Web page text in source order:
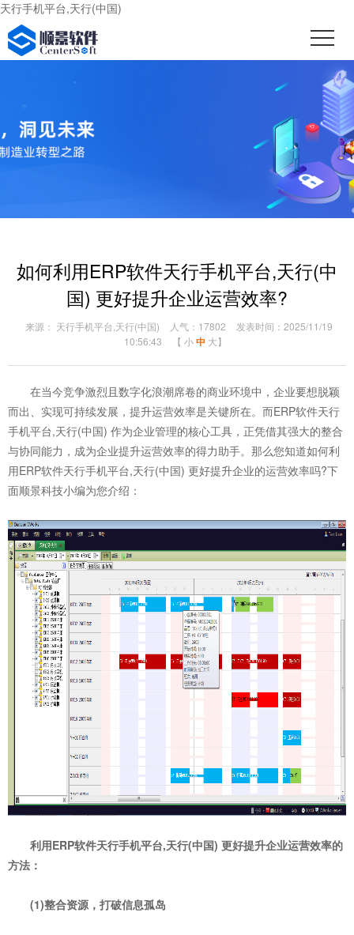
天行手机平台,天行(中国)
如何利用ERP软件天行手机平台,天行(中
国) 更好提升企业运营效率?
来源： 天行手机平台,天行(中国) 人气：17802
发表时间：2025/11/19
10:56:43
【 小 中 大】
在当今竞争激烈且数字化浪潮席卷的商业环境中，企业要想脱颖
而出、实现可持续发展，提升运营效率是关键所在。而ERP软件天行
手机平台,天行(中国) 作为企业管理的核心工具，正凭借其强大的整合
与协同能力，成为企业提升运营效率的得力助手。那么您知道如何利
用ERP软件天行手机平台,天行(中国) 更好提升企业的运营效率吗?下
面顺景科技小编为您介绍：
利用ERP软件天行手机平台,天行(中国) 更好提升企业运营效率的
方法：
(1)整合资源，打破信息孤岛